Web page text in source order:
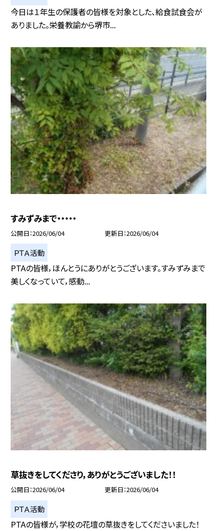
今日は１年生の保護者の皆様を対象とした、給食試食会が
ありました。栄養教諭から堺市...
すみずみまで・・・・・
公開日 2026/06/04 更新日 2026/06/04
ＰＴＡ活動
PTAの皆様，ほんとうにありがとうございます。すみずみまで
美しくなっていて，感動...
草抜きをしてくださり，ありがとうございました！！
公開日 2026/06/04 更新日 2026/06/04
ＰＴＡ活動
PTAの皆様が，学校の花壇の草抜きをしてくださいました！